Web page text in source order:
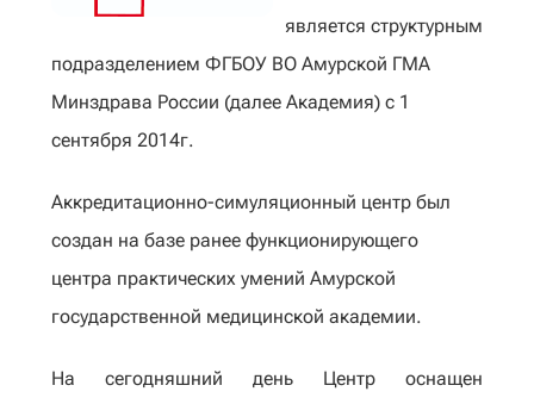
является структурным
подразделением ФГБОУ ВО Амурской ГМА
Минздрава России (далее Академия) с 1
сентября 2014г.
Аккредитационно-симуляционный центр был
создан на базе ранее функционирующего
центра практических умений Амурской
государственной медицинской академии.
На сегодняшний день Центр оснащен